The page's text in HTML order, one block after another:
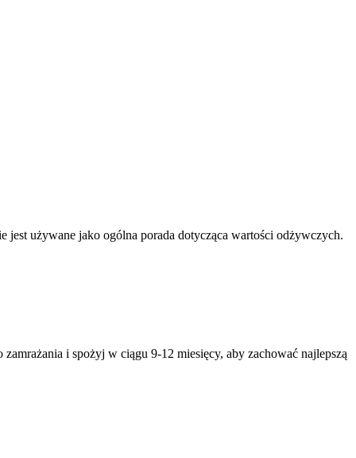
używane jako ogólna porada dotycząca wartości odżywczych.
i spożyj w ciągu 9-12 miesięcy, aby zachować najlepszą